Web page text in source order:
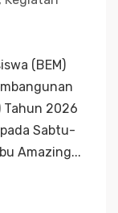
(BEM)
Tahun 2026
Sabtu-
Amazing...